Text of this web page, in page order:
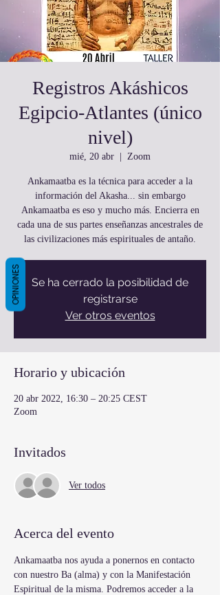
Registros Akáshicos
Egipcio-Atlantes (único
nivel)
mié, 20 abr
  |
Zoom
Ankamaatba es la técnica para acceder a la
información del Akasha... sin embargo
Ankamaatba es eso y mucho más. Encierra en
cada una de sus partes enseñanzas ancestrales de
las civilizaciones más espirituales de antaño.
Se ha cerrado la posibilidad de
registrarse
Ver otros eventos
Horario y ubicación
20 abr 2022, 16:30 – 20:25 CEST
Zoom
Invitados
Ver todos
Acerca del evento
Ankamaatba nos ayuda a ponernos en contacto
con nuestro Ba (alma) y con la Manifestación
Espiritual de la misma. Podremos acceder a la
OPINIONES